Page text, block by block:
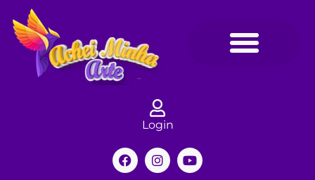
Login